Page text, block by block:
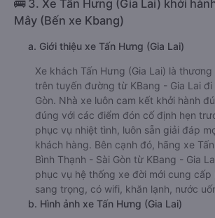
🚌 3. Xe Tấn Hưng (Gia Lai) khởi
Mây (Bến xe Kbang)
a. Giới thiệu xe Tấn Hưng (Gia Lai)
Xe khách Tấn Hưng (Gia Lai) là
trên tuyến đường từ KBang - Gia Lai đi
Gòn. Nhà xe luôn cam kết khởi hành
đúng với các điểm đón cố định hẹn
phục vụ nhiệt tình, luôn sẵn giải đáp
khách hàng. Bên cạnh đó, hãng xe
Bình Thạnh - Sài Gòn từ KBang - Gia
phục vụ hệ thống xe đời mới cung cấp
sang trọng, có wifi, khăn lạnh, nước
b. Hình ảnh xe Tấn Hưng (Gia Lai)